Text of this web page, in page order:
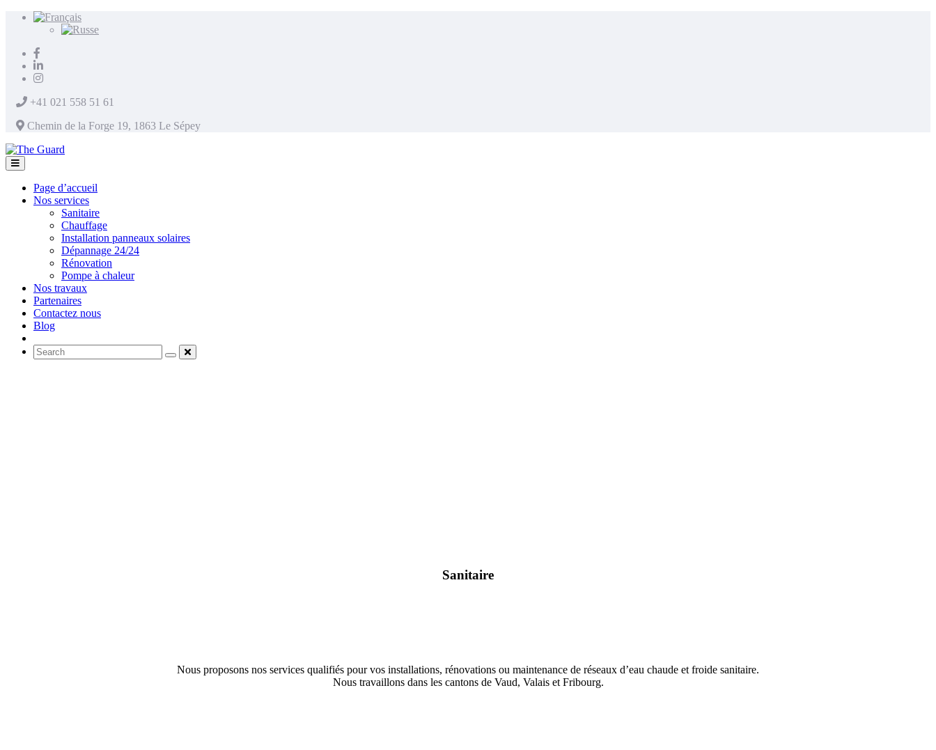
+41 021 558 51 61
Chemin de la Forge 19, 1863 Le Sépey
Page d’accueil
Nos services
Sanitaire
Chauffage
Installation panneaux solaires
Dépannage 24/24
Rénovation
Pompe à chaleur
Nos travaux
Partenaires
Contactez nous
Blog
Sanitaire
Nous proposons nos services qualifiés pour vos installations, rénovations ou maintenance de réseaux d’eau chaude et froide sanitaire.
Nous travaillons dans les cantons de Vaud, Valais et Fribourg.